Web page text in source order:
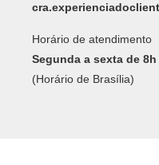
Horário de atendimento
Segunda a sexta de 8h
(Horário de Brasília)